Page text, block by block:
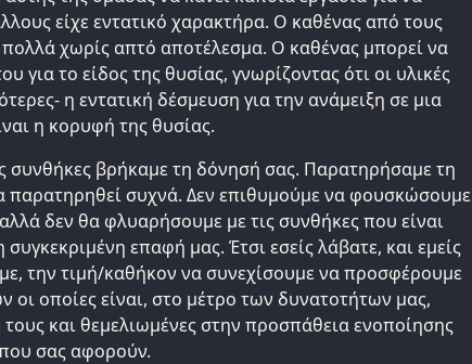
είχε εντατικό χαρακτήρα. Ο καθένας από τους
χωρίς απτό αποτέλεσμα. Ο καθένας μπορεί να
για το είδος της θυσίας, γνωρίζοντας ότι οι υλικές
η εντατική δέσμευση για την ανάμειξη σε μια
η κορυφή της θυσίας.
συνθήκες βρήκαμε τη δόνησή σας. Παρατηρήσαμε τη
παρατηρηθεί συχνά. Δεν επιθυμούμε να φουσκώσουμε
δεν θα φλυαρήσουμε με τις συνθήκες που είναι
συγκεκριμένη επαφή μας. Έτσι εσείς λάβατε, και εμείς
την τιμή/καθήκον να συνεχίσουμε να προσφέρουμε
οι οποίες είναι, στο μέτρο των δυνατοτήτων μας,
και θεμελιωμένες στην προσπάθεια ενοποίησης
σας αφορούν.